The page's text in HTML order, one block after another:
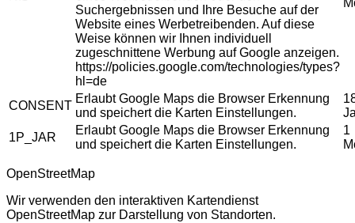
Suchergebnissen und Ihre Besuche auf der
Website eines Werbetreibenden. Auf diese
Weise können wir Ihnen individuell
zugeschnittene Werbung auf Google anzeigen.
https://policies.google.com/technologies/types?
hl=de
CONSENT
Erlaubt Google Maps die Browser Erkennung
und speichert die Karten Einstellungen.
1P_JAR
Erlaubt Google Maps die Browser Erkennung
und speichert die Karten Einstellungen.
1
OpenStreetMap
Wir verwenden den interaktiven Kartendienst
OpenStreetMap zur Darstellung von Standorten.